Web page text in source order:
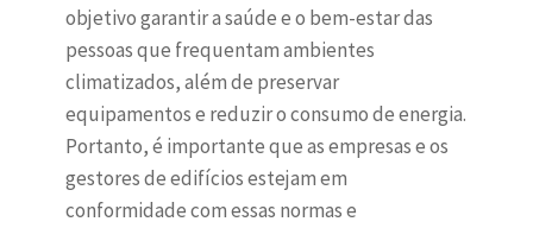
objetivo garantir a saúde e o bem-estar das
pessoas que frequentam ambientes
climatizados, além de preservar
equipamentos e reduzir o consumo de energia.
Portanto, é importante que as empresas e os
gestores de edifícios estejam em
conformidade com essas normas e